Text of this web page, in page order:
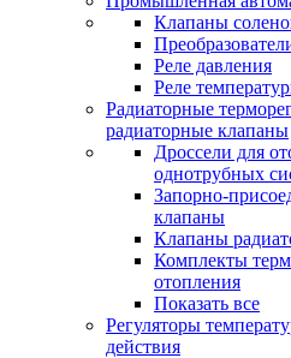
Клапаны
Реле давления
Реле
Радиаторные
радиаторные клапаны
Дроссели для
однотрубных
Запорно-
клапаны
Клапаны
Комплекты
отопления
Показать все
Регуляторы
действия